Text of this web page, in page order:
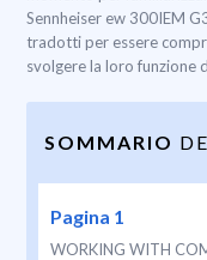
Sennheiser ew 300IEM
tradotti per essere
svolgere la loro funzione
SOMMARIO
Pagina 1
WORKING WITH